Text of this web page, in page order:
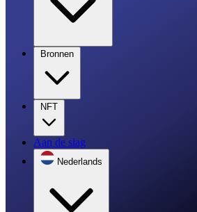
Bronnen
NFT
Aan de slag
Nederlands